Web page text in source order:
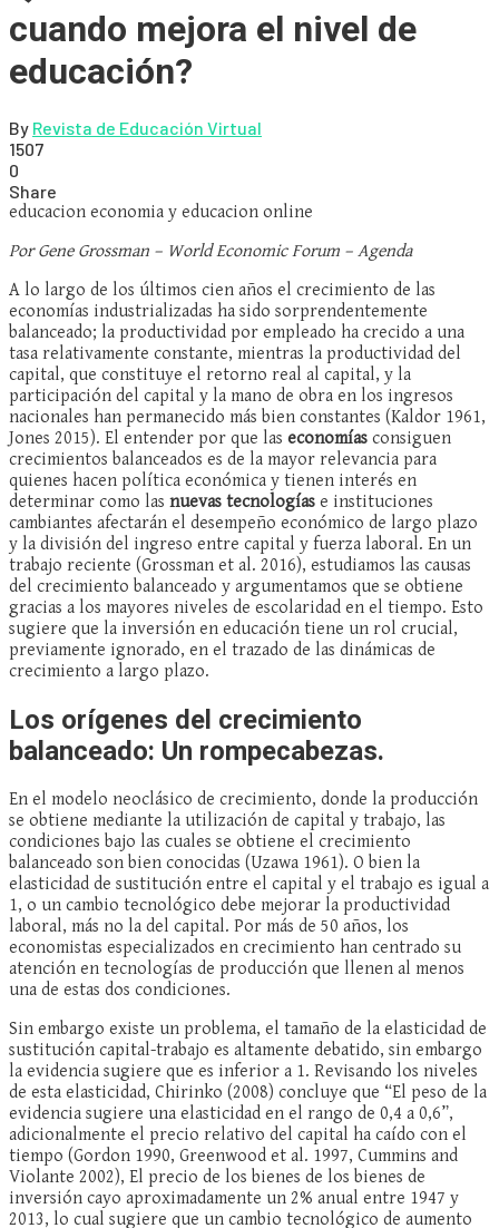
cuando mejora el nivel de
educación?
By Revista de Educación Virtual
1507
0
Share
educacion economia y educacion online
Por Gene Grossman – World Economic Forum – Agenda
A lo largo de los últimos cien años el crecimiento de las
economías industrializadas ha sido sorprendentemente
balanceado; la productividad por empleado ha crecido a una
tasa relativamente constante, mientras la productividad del
capital, que constituye el retorno real al capital, y la
participación del capital y la mano de obra en los ingresos
nacionales han permanecido más bien constantes (Kaldor 1961,
Jones 2015). El entender por que las economías consiguen
crecimientos balanceados es de la mayor relevancia para
quienes hacen política económica y tienen interés en
determinar como las nuevas tecnologías e instituciones
cambiantes afectarán el desempeño económico de largo plazo
y la división del ingreso entre capital y fuerza laboral. En un
trabajo reciente (Grossman et al. 2016), estudiamos las causas
del crecimiento balanceado y argumentamos que se obtiene
gracias a los mayores niveles de escolaridad en el tiempo. Esto
sugiere que la inversión en educación tiene un rol crucial,
previamente ignorado, en el trazado de las dinámicas de
crecimiento a largo plazo.
Los orígenes del crecimiento
balanceado: Un rompecabezas.
En el modelo neoclásico de crecimiento, donde la producción
se obtiene mediante la utilización de capital y trabajo, las
condiciones bajo las cuales se obtiene el crecimiento
balanceado son bien conocidas (Uzawa 1961). O bien la
elasticidad de sustitución entre el capital y el trabajo es igual a
1, o un cambio tecnológico debe mejorar la productividad
laboral, más no la del capital. Por más de 50 años, los
economistas especializados en crecimiento han centrado su
atención en tecnologías de producción que llenen al menos
una de estas dos condiciones.
Sin embargo existe un problema, el tamaño de la elasticidad de
sustitución capital-trabajo es altamente debatido, sin embargo
la evidencia sugiere que es inferior a 1. Revisando los niveles
de esta elasticidad, Chirinko (2008) concluye que “El peso de la
evidencia sugiere una elasticidad en el rango de 0,4 a 0,6”,
adicionalmente el precio relativo del capital ha caído con el
tiempo (Gordon 1990, Greenwood et al. 1997, Cummins and
Violante 2002), El precio de los bienes de los bienes de
inversión cayo aproximadamente un 2% anual entre 1947 y
2013, lo cual sugiere que un cambio tecnológico de aumento